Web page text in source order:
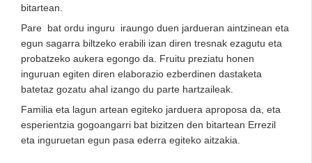
bitartean.
Pare bat ordu inguru iraungo duen jardueran aintzinean eta
egun sagarra biltzeko erabili izan diren tresnak ezagutu eta
probatzeko aukera egongo da. Fruitu preziatu honen
inguruan egiten diren elaborazio ezberdinen dastaketa
batetaz gozatu ahal izango du parte hartzaileak.
Familia eta lagun artean egiteko jarduera aproposa da, eta
esperientzia gogoangarri bat bizitzen den bitartean Errezil
eta inguruetan egun pasa ederra egiteko aitzakia.